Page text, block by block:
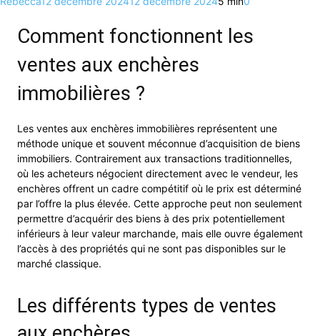
Comment fonctionnent les
ventes aux enchères
immobilières ?
Les ventes aux enchères immobilières représentent une
méthode unique et souvent méconnue d’acquisition de biens
immobiliers. Contrairement aux transactions traditionnelles,
où les acheteurs négocient directement avec le vendeur, les
enchères offrent un cadre compétitif où le prix est déterminé
par l’offre la plus élevée. Cette approche peut non seulement
permettre d’acquérir des biens à des prix potentiellement
inférieurs à leur valeur marchande, mais elle ouvre également
l’accès à des propriétés qui ne sont pas disponibles sur le
marché classique.
Les différents types de ventes